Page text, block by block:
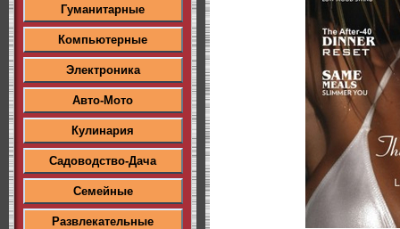
Гуманитарные
Компьютерные
Электроника
Авто-Мото
Кулинария
Садоводство-Дача
Семейные
Развлекательные